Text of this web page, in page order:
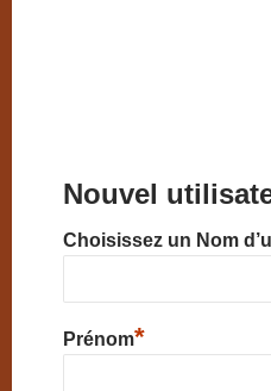
Nouvel
Choisissez un Nom
Prénom*